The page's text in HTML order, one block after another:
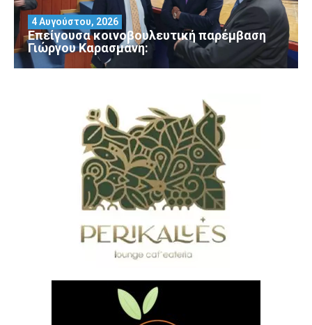
Επείγουσα κοινοβουλευτική παρέμβαση
Γιώργου Καρασμάνη:
4 Αυγούστου, 2026